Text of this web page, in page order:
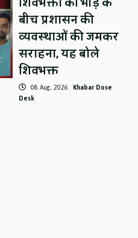
बीच प्रशासन की
व्यवस्थाओं की जमकर
सराहना, यह बोले
शिवभक्त
08 Aug, 2026 Khabar Dose
Desk